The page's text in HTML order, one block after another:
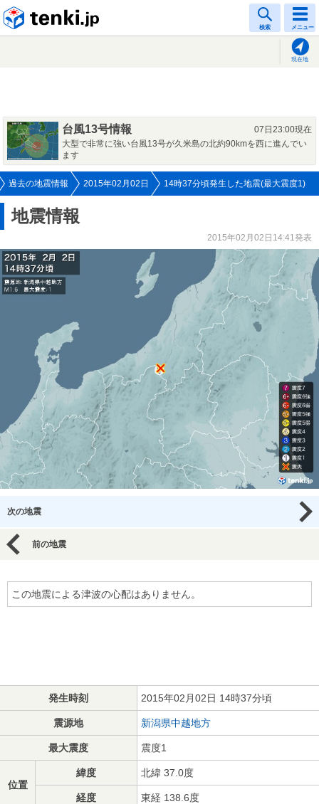
検索 メニュー
現在地
台風13号情報
07日23:00現在
大型で非常に強い台風13号が久米島の北約90kmを西に進んでい
ます
過去の地震情報 2015年02月02日 14時37分頃発生した地震(最大震度1)
地震情報
2015年02月02日14:41発表
次の地震
前の地震
この地震による津波の心配はありません。
発生時刻 2015年02月02日 14時37分頃
震源地 新潟県中越地方
最大震度 震度1
位置
緯度 北緯 37.0度
経度 東経 138.6度